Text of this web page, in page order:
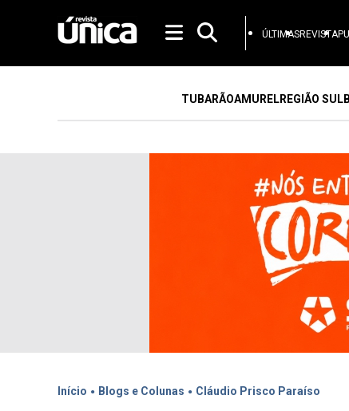
ÚLTIMASREVISTA
TUBARÃOAMURELREGIÃO SUL
Início . Blogs e Colunas . Cláudio Prisco Paraíso